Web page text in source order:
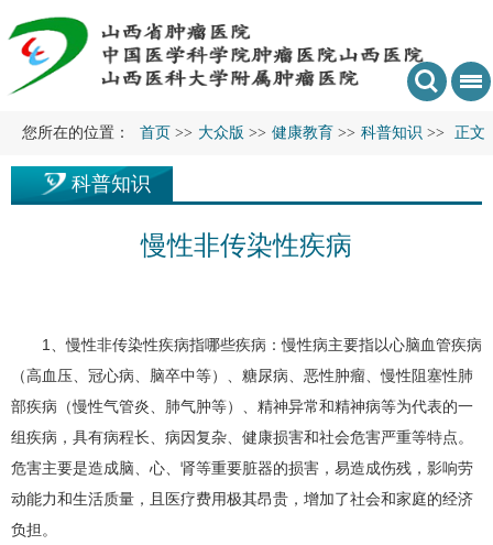
您所在的位置： 首页 >> 大众版 >> 健康教育 >> 科普知识 >> 正文
科普知识
慢性非传染性疾病
1、慢性非传染性疾病指哪些疾病：慢性病主要指以心脑血管疾病
（高血压、冠心病、脑卒中等）、糖尿病、恶性肿瘤、慢性阻塞性肺
部疾病（慢性气管炎、肺气肿等）、精神异常和精神病等为代表的一
组疾病，具有病程长、病因复杂、健康损害和社会危害严重等特点。
危害主要是造成脑、心、肾等重要脏器的损害，易造成伤残，影响劳
动能力和生活质量，且医疗费用极其昂贵，增加了社会和家庭的经济
负担。